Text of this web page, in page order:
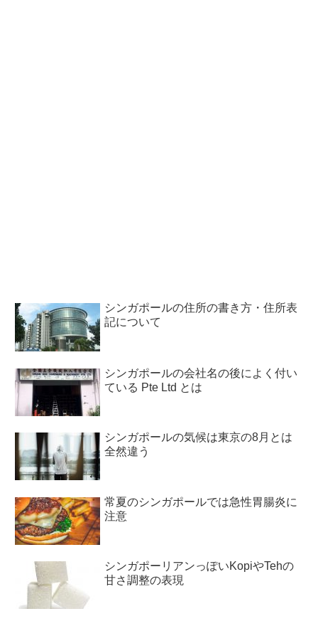
シンガポールの住所の書き方・住所表
記について
シンガポールの会社名の後によく付い
ている Pte Ltd とは
シンガポールの気候は東京の8月とは
全然違う
常夏のシンガポールでは急性胃腸炎に
注意
シンガポーリアンっぽいKopiやTehの
甘さ調整の表現